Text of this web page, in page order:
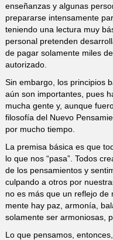
enseñanzas y algunas
prepararse intensamente
teniendo una lectura muy
personal pretenden
de pagar solamente miles
autorizado.
Sin embargo, los principios
aún son importantes, pues
mucha gente y, aunque
filosofía del Nuevo
por mucho tiempo.
La premisa básica es que
lo que nos “pasa”. Todos
de los pensamientos y
culpando a otros por
no es más que un reflejo de
mente hay paz, armonía,
solamente ser armoniosas,
Lo que pensamos,